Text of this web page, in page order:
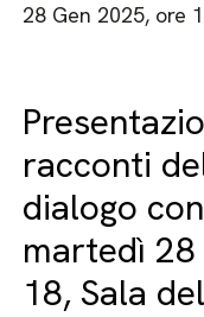
28 Gen 2025, ore
racconti
dialogo
martedì
18, Sala